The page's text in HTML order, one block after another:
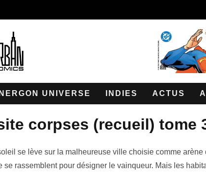
UNIVERSE INDIES ACTUS
corpses (recueil) tome
se lève sur la malheureuse ville choisie comme arène
se rassemblent pour désigner le vainqueur. Mais les